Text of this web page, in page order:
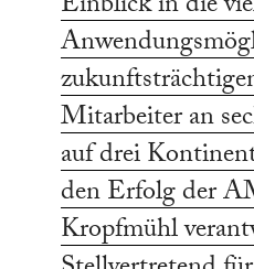
Mitarbeiter an
auf drei
den Erfolg der
Kropfmühl